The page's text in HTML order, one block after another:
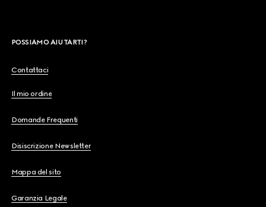
POSSIAMO AIUTARTI?
Contattaci
Il mio ordine
Domande Frequenti
Disiscrizione Newsletter
Mappa del sito
Garanzia Legale